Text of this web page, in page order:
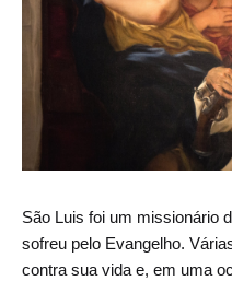
São Luis foi um missionário
sofreu pelo Evangelho.
contra sua vida e, em uma